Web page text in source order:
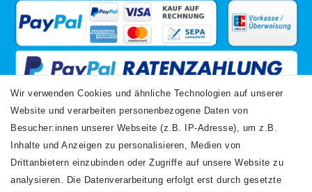
VERSANDARTEN
Wir verwenden Cookies und ähnliche Technologien auf unserer
Website und verarbeiten personenbezogene Daten von
Besucher:innen unserer Webseite (z.B. IP-Adresse), um z.B.
Inhalte und Anzeigen zu personalisieren, Medien von
Drittanbietern einzubinden oder Zugriffe auf unsere Website zu
analysieren. Die Datenverarbeitung erfolgt erst durch gesetzte